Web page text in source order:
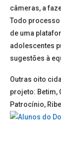
câmeras, a
Todo
de uma
adolescentes
sugestões à
Outras oito
projeto: Betim,
Patrocínio,